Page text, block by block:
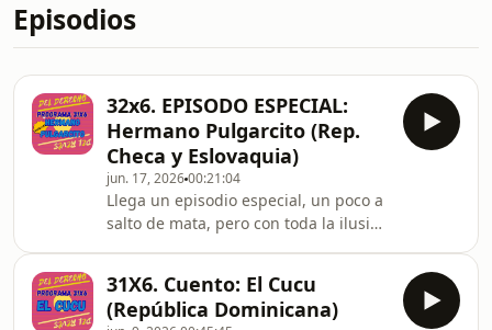
Episodios
32x6. EPISODO ESPECIAL:
Hermano Pulgarcito (Rep.
Checa y Eslovaquia)
jun. 17, 202600:21:04
Llega un episodio especial, un poco a
salto de mata, pero con toda la ilusión
concurso.
31X6. Cuento: El Cucu
(República Dominicana)